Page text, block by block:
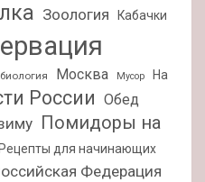
Зоология Кабачки
Москва Мусор
На
России Обед
Помидоры на
Рецепты для начинающих
Федерация